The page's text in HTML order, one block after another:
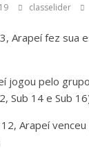
classelider
Arapeí fez sua
jogou pelo
Sub 14 e Sub
Arapeí